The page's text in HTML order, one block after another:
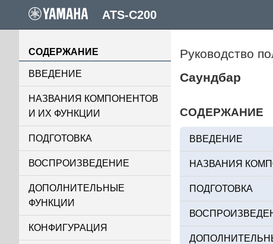
СОДЕРЖАНИЕ
ВВЕДЕНИЕ
НАЗВАНИЯ КОМПОНЕНТОВ
И ИХ ФУНКЦИИ
ПОДГОТОВКА
ВОСПРОИЗВЕДЕНИЕ
ДОПОЛНИТЕЛЬНЫЕ
ФУНКЦИИ
КОНФИГУРАЦИЯ
Руководство
Саундбар
СОДЕРЖАНИЕ
ВВЕДЕНИЕ
НАЗВАНИЯ
ПОДГОТОВКА
ATS-C200